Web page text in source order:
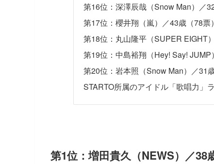
第16位：深澤辰哉（Snow Man）／
第17位：櫻井翔（嵐）／43歳（78票）
第18位：丸山隆平（SUPER EIGHT
第19位：中島裕翔（Hey! Say! JUMP
第20位：岩本照（Snow Man）／31
STARTO所属のアイドル「歌唱力」
第1位：増田貴久（NEWS）／38